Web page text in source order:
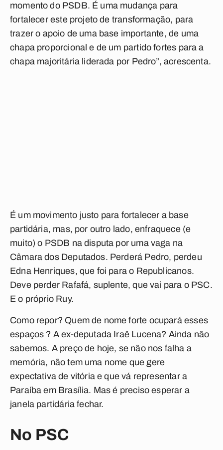
momento do PSDB. É uma mudança para
fortalecer este projeto de transformação, para
trazer o apoio de uma base importante, de uma
chapa proporcional e de um partido fortes para a
chapa majoritária liderada por Pedro”, acrescenta.
É um movimento justo para fortalecer a base
partidária, mas, por outro lado, enfraquece (e
muito) o PSDB na disputa por uma vaga na
Câmara dos Deputados. Perderá Pedro, perdeu
Edna Henriques, que foi para o Republicanos.
Deve perder Rafafá, suplente, que vai para o PSC.
E o próprio Ruy.
Como repor? Quem de nome forte ocupará esses
espaços ? A ex-deputada Iraê Lucena? Ainda não
sabemos. A preço de hoje, se não nos falha a
memória, não tem uma nome que gere
expectativa de vitória e que vá representar a
Paraíba em Brasília. Mas é preciso esperar a
janela partidária fechar.
No PSC